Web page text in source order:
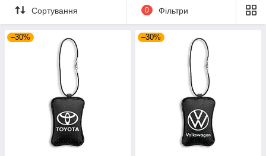
Сортування 0 Фільтри
–30% –30%